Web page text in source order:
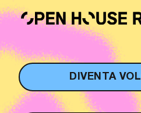
Salta al contenuto principale
DIVENTA